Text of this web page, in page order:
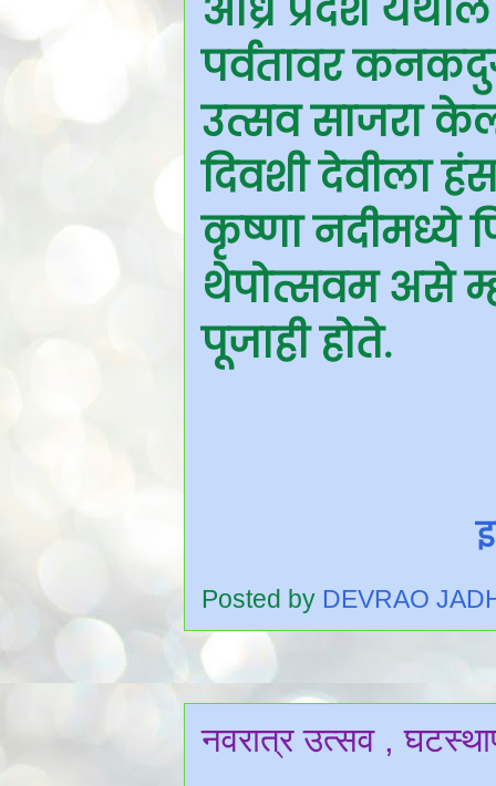
पर्वतावर
उत्सव साजरा
दिवशी देवीला
कृष्णा नदीमध्ये
थेपोत्सवम असे
पूजाही होते.
Posted by DEVRAO
नवरात्र उत्सव ,